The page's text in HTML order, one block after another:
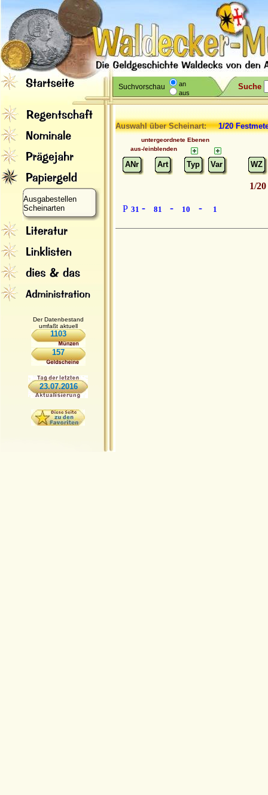
Suchvorschau
an
aus
Suche
Ausgabestellen
Scheinarten
Der Datenbestand
umfaßt aktuell
1103
157
23.07.2016
Auswahl über Scheinart:1/20
untergeordnete Ebenen
aus-/einblenden
ANr Art Typ Var WZ
P 31 - 81 - 10 - 1
1/20